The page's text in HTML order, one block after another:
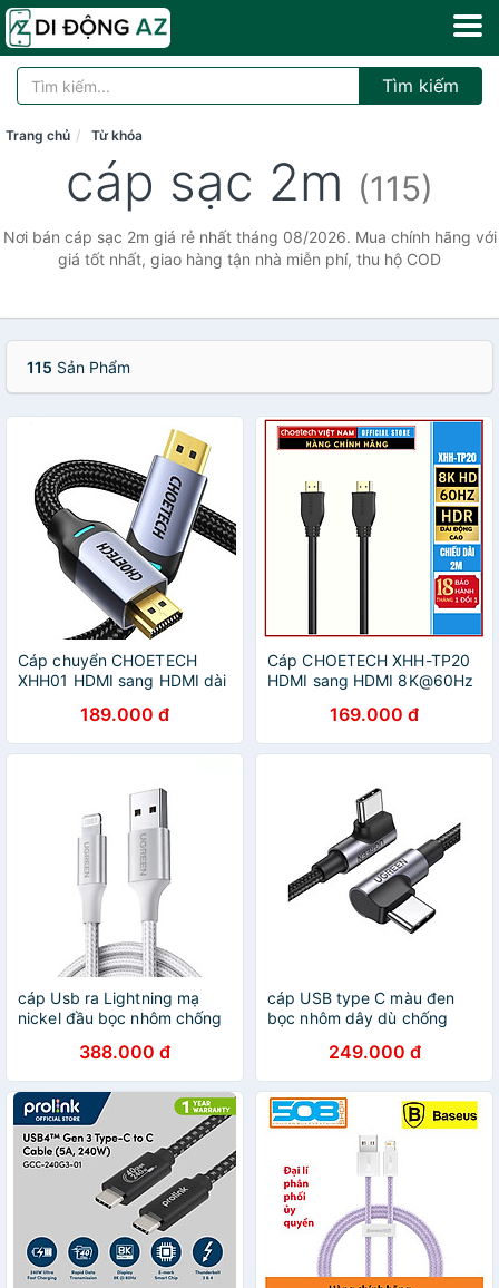
Tìm kiếm
Trang chủ Từ khóa
cáp sạc 2m (115)
Nơi bán cáp sạc 2m giá rẻ nhất tháng 08/2026. Mua chính hãng với
giá tốt nhất, giao hàng tận nhà miễn phí, thu hộ COD
115 Sản Phẩm
Cáp chuyển CHOETECH
XHH01 HDMI sang HDMI dài
189.000 đ
Cáp CHOETECH XHH-TP20
HDMI sang HDMI 8K@60Hz
169.000 đ
cáp Usb ra Lightning mạ
nickel đầu bọc nhôm chống
Ugreen 291LR60163US 2M
màu trắng hàng chính hãng
388.000 đ
cáp USB type C màu đen
bọc nhôm dây dù chống
335DC70698US 2M 2 đầu
bẻ 90 độ vuông góc hàng
chính hãng
249.000 đ